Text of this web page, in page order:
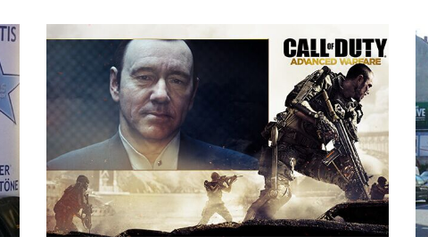
Call of Duty Kampagne
für Werkmeister & Company GmbH
Activision
Werbekampagne Konzeptarbeit Design
Programmierung Gaming Kooperationen